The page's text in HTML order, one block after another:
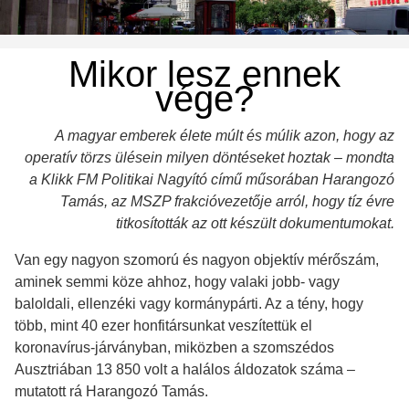
Mikor lesz ennek
vége?
A magyar emberek élete múlt és múlik azon, hogy az
operatív törzs ülésein milyen döntéseket hoztak – mondta
a Klikk FM Politikai Nagyító című műsorában Harangozó
Tamás, az MSZP frakcióvezetője arról, hogy tíz évre
titkosították az ott készült dokumentumokat.
Van egy nagyon szomorú és nagyon objektív mérőszám,
aminek semmi köze ahhoz, hogy valaki jobb- vagy
baloldali, ellenzéki vagy kormánypárti. Az a tény, hogy
több, mint 40 ezer honfitársunkat veszítettük el
koronavírus-járványban, miközben a szomszédos
Ausztriában 13 850 volt a halálos áldozatok száma –
mutatott rá Harangozó Tamás.